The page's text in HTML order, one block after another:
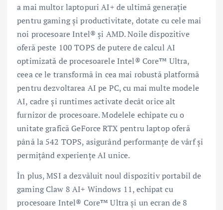
a mai multor laptopuri AI+ de ultimă generație
pentru gaming și productivitate, dotate cu cele mai
noi procesoare Intel® și AMD. Noile dispozitive
oferă peste 100 TOPS de putere de calcul AI
optimizată de procesoarele Intel® Core™ Ultra,
ceea ce le transformă în cea mai robustă platformă
pentru dezvoltarea AI pe PC, cu mai multe modele
AI, cadre și runtimes activate decât orice alt
furnizor de procesoare. Modelele echipate cu o
unitate grafică GeForce RTX pentru laptop oferă
până la 542 TOPS, asigurând performanțe de vârf și
permițând experiențe AI unice.
În plus, MSI a dezvăluit noul dispozitiv portabil de
gaming Claw 8 AI+ Windows 11, echipat cu
procesoare Intel® Core™ Ultra și un ecran de 8